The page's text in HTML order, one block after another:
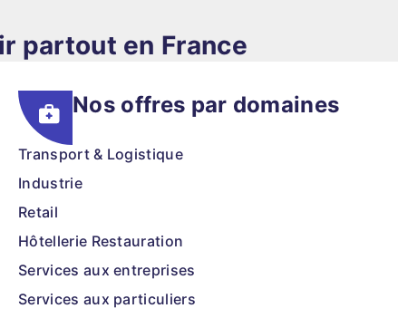
partout en France
Nos offres par domaines
Transport & Logistique
Industrie
Retail
Hôtellerie Restauration
Services aux entreprises
Services aux particuliers